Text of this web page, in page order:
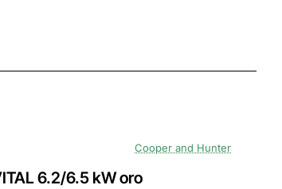
Cooper and Hunter
6.2/6.5 kW oro